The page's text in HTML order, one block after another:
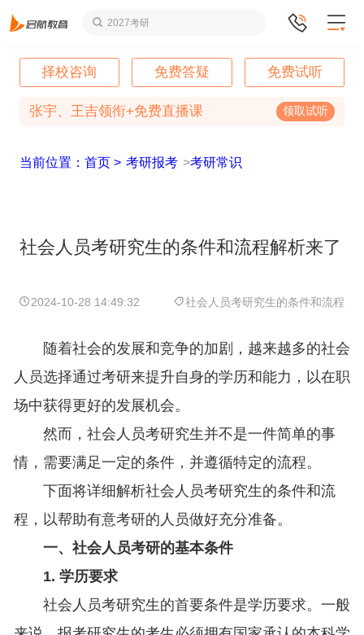
2027考研
择校咨询 免费答疑 免费试听
张宇、王吉领衔+免费直播课 领取试听
当前位置：首页 > 考研报考 >考研常识
社会人员考研究生的条件和流程解析来了
2024-10-28 14:49:32 社会人员考研究生的条件和流程
随着社会的发展和竞争的加剧，越来越多的社会
人员选择通过考研来提升自身的学历和能力，以在职
场中获得更好的发展机会。
然而，社会人员考研究生并不是一件简单的事
情，需要满足一定的条件，并遵循特定的流程。
下面将详细解析社会人员考研究生的条件和流
程，以帮助有意考研的人员做好充分准备。
一、社会人员考研的基本条件
1. 学历要求
社会人员考研究生的首要条件是学历要求。一般